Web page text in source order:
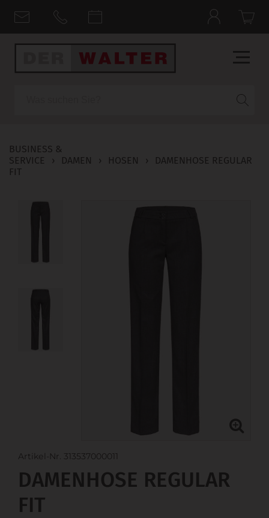
BUSINESS &
SERVICE
› DAMEN › HOSEN ›
DAMENHOSE REGULAR
FIT
Artikel-Nr. 313537000011
DAMENHOSE REGULAR
FIT